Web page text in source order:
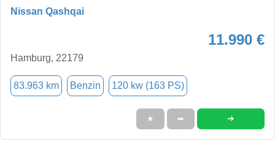
Nissan Qashqai
11.990 €
Hamburg, 22179
83.963 km Benzin 120 kw (163 PS)
★ ➦ ➜